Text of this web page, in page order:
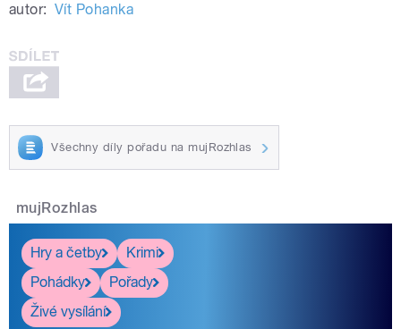
autor: Vít Pohanka
Všechny díly pořadu na mujRozhlas
mujRozhlas
Hry a četby
Krimi
Pohádky
Pořady
Živé vysílání